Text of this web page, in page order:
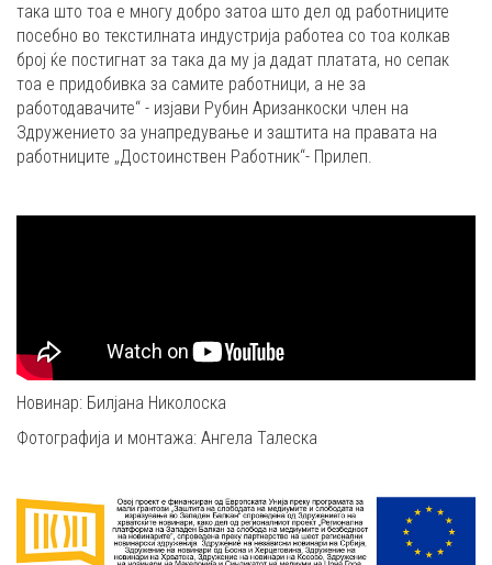
така што тоа е многу добро затоа што дел од работниците
посебно во текстилната индустрија работеа со тоа колкав
број ќе постигнат за така да му ја дадат платата, но сепак
тоа е придобивка за самите работници, а не за
работодавачите“ - изјави Рубин Аризанкоски член на
Здружението за унапредување и заштита на правата на
работниците „Достоинствен Работник“- Прилеп.
Новинар: Билјана Николоска
Фотографија и монтажа: Ангела Талеска